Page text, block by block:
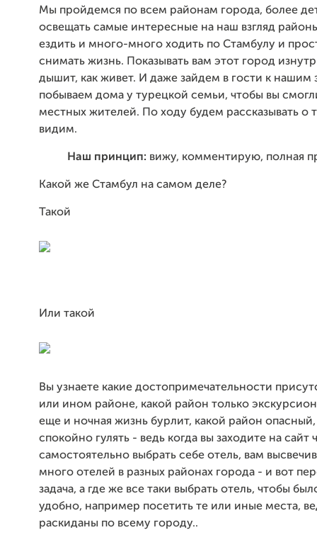
Мы пройдемся по всем районам города, более
освещать самые интересные на наш взгляд
ездить и много-много ходить по Стамбулу и
снимать жизнь. Показывать вам этот город
дышит, как живет. И даже зайдем в гости к нашим
побываем дома у турецкой семьи, чтобы вы
местных жителей. По ходу будем рассказывать о
видим.
Наш принцип: вижу, комментирую, полная
Какой же Стамбул на самом деле?
Такой
Или такой
Вы узнаете какие достопримечательности
или ином районе, какой район только
еще и ночная жизнь бурлит, какой район
спокойно гулять - ведь когда вы заходите на сайт
самостоятельно выбрать себе отель, вам
много отелей в разных районах города - и вот
задача, а где же все таки выбрать отель, чтобы
удобно, например посетить те или иные места,
раскиданы по всему городу..